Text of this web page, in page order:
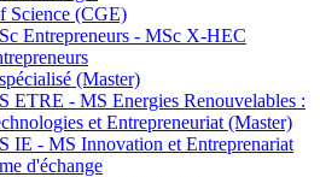
Science (CGE)
Entrepreneurs - MSc X-HEC
(Master)
ETRE - MS Energies Renouvelables :
et Entrepreneuriat (Master)
IE - MS Innovation et Entreprenariat
d'échange